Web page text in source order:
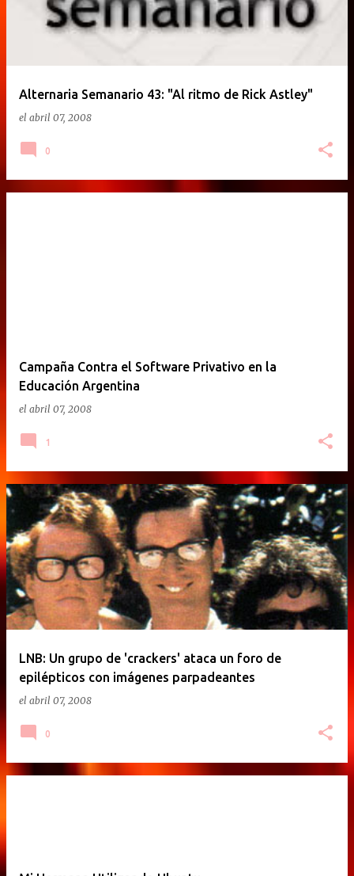
Alternaria Semanario 43: "Al ritmo de Rick Astley"
el abril 07, 2008
0
Campaña Contra el Software Privativo en la
Educación Argentina
el abril 07, 2008
1
LNB: Un grupo de 'crackers' ataca un foro de
epilépticos con imágenes parpadeantes
el abril 07, 2008
0